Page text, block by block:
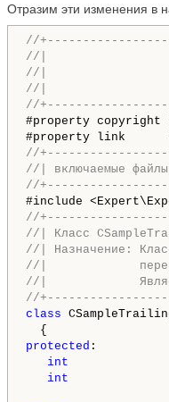
Отразим эти изменения в
//
//|
//|
//|
//
#property copyright
#property link
//
//| включаемые файлы
//
//
//| Класс
//| Назначение:
//|
//|
//
class
protected :
int
int